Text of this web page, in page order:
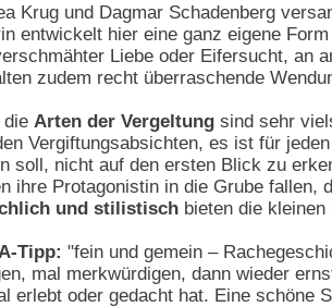
Krug und Dagmar Schadenberg
entwickelt hier eine ganz eigene
Liebe oder Eifersucht, an
zudem recht überraschende
die Arten der Vergeltung sind sehr
Vergiftungsabsichten, es ist für
soll, nicht auf den ersten Blick zu
ihre Protagonistin in die Grube fallen,
und stilistisch bieten die
Tipp: "fein und gemein –
mal merkwürdigen, dann wieder
erlebt oder gedacht hat. Eine schöne